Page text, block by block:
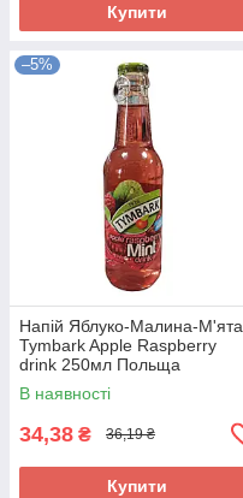
Купити
–5%
Напій Яблуко-Малина-М'ята
Tymbark Apple Raspberry
drink 250мл Польща
В наявності
34,38 ₴ 36,19 ₴
Купити